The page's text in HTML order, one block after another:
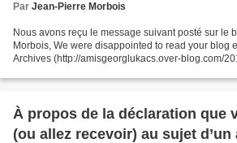
Par Jean-Pierre Morbois
Nous avons reçu le message suivant posté sur le
Morbois, We were disappointed to read your blog
Archives (http://amisgeorglukacs.over-blog.com/
cours-des-archives-lukacs-de-budapest.html)...
À propos de la déclaration que
(ou allez recevoir) au sujet